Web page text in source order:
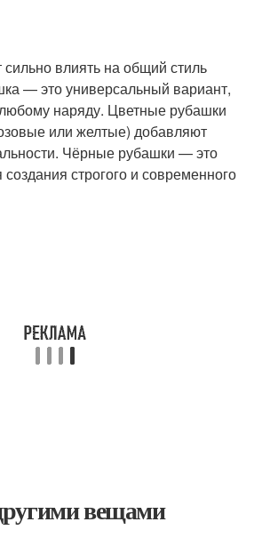
влиять на общий стиль
— это универсальный вариант,
наряду. Цветные рубашки
или желтые) добавляют
Чёрные рубашки — это
строгого и современного
вещами